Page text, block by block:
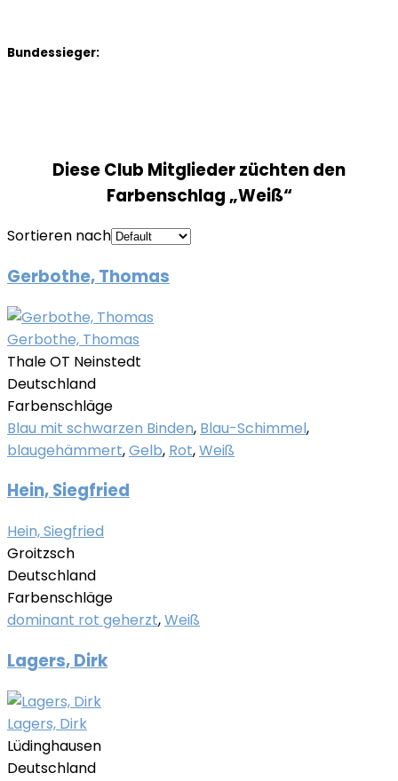
Bundessieger:
Diese Club Mitglieder züchten den
Farbenschlag „Weiß“
Sortieren nach
Gerbothe, Thomas
Gerbothe, Thomas
Thale OT Neinstedt
Deutschland
Farbenschläge
Blau mit schwarzen Binden, Blau-Schimmel,
blaugehämmert,Gelb, Rot,Weiß
Hein, Siegfried
Hein, Siegfried
Groitzsch
Deutschland
Farbenschläge
dominant rot geherzt,Weiß
Lagers, Dirk
Lagers, Dirk
Lüdinghausen
Deutschland